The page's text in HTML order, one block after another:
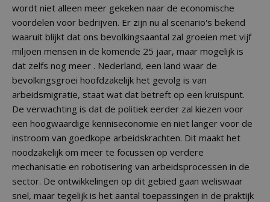
wordt niet alleen meer gekeken naar de economische
voordelen voor bedrijven. Er zijn nu al scenario's bekend
waaruit blijkt dat ons bevolkingsaantal zal groeien met vijf
miljoen mensen in de komende 25 jaar, maar mogelijk is
dat zelfs nog meer . Nederland, een land waar de
bevolkingsgroei hoofdzakelijk het gevolg is van
arbeidsmigratie, staat wat dat betreft op een kruispunt.
De verwachting is dat de politiek eerder zal kiezen voor
een hoogwaardige kenniseconomie en niet langer voor de
instroom van goedkope arbeidskrachten. Dit maakt het
noodzakelijk om meer te focussen op verdere
mechanisatie en robotisering van arbeidsprocessen in de
sector. De ontwikkelingen op dit gebied gaan weliswaar
snel, maar tegelijk is het aantal toepassingen in de praktijk